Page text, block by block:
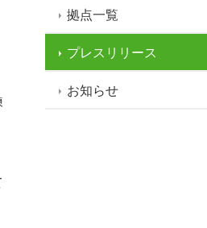
拠点一覧
プレスリリース
お知らせ